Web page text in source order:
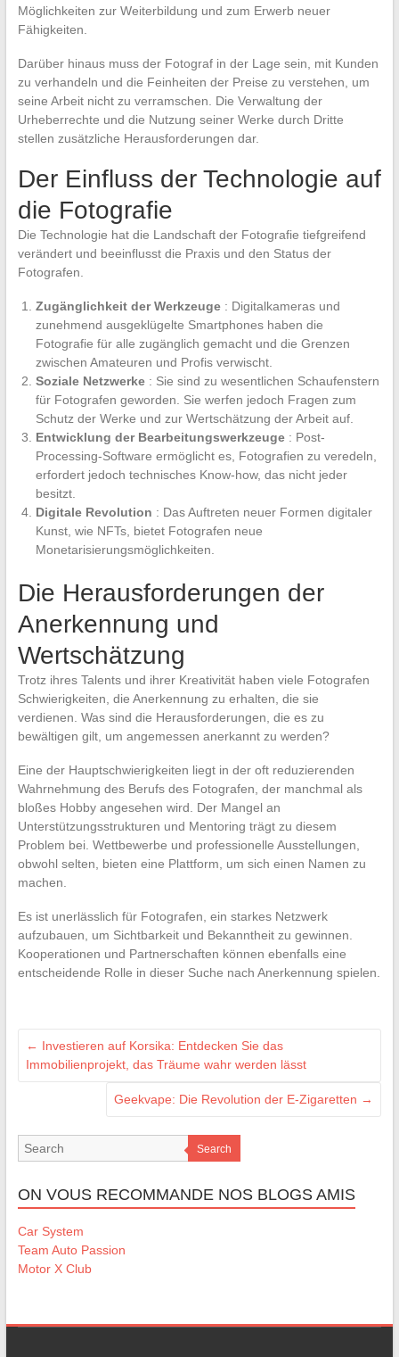
Möglichkeiten zur Weiterbildung und zum Erwerb neuer
Fähigkeiten.
Darüber hinaus muss der Fotograf in der Lage sein, mit Kunden
zu verhandeln und die Feinheiten der Preise zu verstehen, um
seine Arbeit nicht zu verramschen. Die Verwaltung der
Urheberrechte und die Nutzung seiner Werke durch Dritte
stellen zusätzliche Herausforderungen dar.
Der Einfluss der Technologie auf
die Fotografie
Die Technologie hat die Landschaft der Fotografie tiefgreifend
verändert und beeinflusst die Praxis und den Status der
Fotografen.
Zugänglichkeit der Werkzeuge : Digitalkameras und
zunehmend ausgeklügelte Smartphones haben die
Fotografie für alle zugänglich gemacht und die Grenzen
zwischen Amateuren und Profis verwischt.
Soziale Netzwerke : Sie sind zu wesentlichen Schaufenstern
für Fotografen geworden. Sie werfen jedoch Fragen zum
Schutz der Werke und zur Wertschätzung der Arbeit auf.
Entwicklung der Bearbeitungswerkzeuge : Post-
Processing-Software ermöglicht es, Fotografien zu veredeln,
erfordert jedoch technisches Know-how, das nicht jeder
besitzt.
Digitale Revolution : Das Auftreten neuer Formen digitaler
Kunst, wie NFTs, bietet Fotografen neue
Monetarisierungsmöglichkeiten.
Die Herausforderungen der
Anerkennung und
Wertschätzung
Trotz ihres Talents und ihrer Kreativität haben viele Fotografen
Schwierigkeiten, die Anerkennung zu erhalten, die sie
verdienen. Was sind die Herausforderungen, die es zu
bewältigen gilt, um angemessen anerkannt zu werden?
Eine der Hauptschwierigkeiten liegt in der oft reduzierenden
Wahrnehmung des Berufs des Fotografen, der manchmal als
bloßes Hobby angesehen wird. Der Mangel an
Unterstützungsstrukturen und Mentoring trägt zu diesem
Problem bei. Wettbewerbe und professionelle Ausstellungen,
obwohl selten, bieten eine Plattform, um sich einen Namen zu
machen.
Es ist unerlässlich für Fotografen, ein starkes Netzwerk
aufzubauen, um Sichtbarkeit und Bekanntheit zu gewinnen.
Kooperationen und Partnerschaften können ebenfalls eine
entscheidende Rolle in dieser Suche nach Anerkennung spielen.
← Investieren auf Korsika: Entdecken Sie das
Immobilienprojekt, das Träume wahr werden lässt
Geekvape: Die Revolution der E-Zigaretten →
Search
ON VOUS RECOMMANDE NOS BLOGS AMIS
Car System
Team Auto Passion
Motor X Club